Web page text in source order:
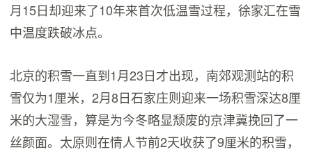
月15日却迎来了10年来首次低温雪过程，徐家汇在雪
中温度跌破冰点。
北京的积雪一直到1月23日才出现，南郊观测站的积
雪仅为1厘米，2月8日石家庄则迎来一场积雪深达8厘
米的大湿雪，算是为今冬略显颓废的京津冀挽回了一
丝颜面。太原则在情人节前2天收获了9厘米的积雪，